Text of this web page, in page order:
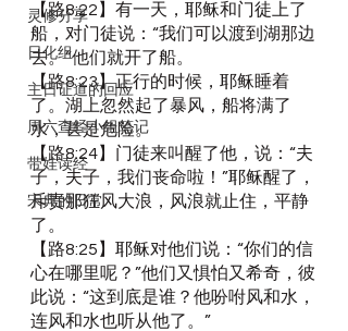
灵修分享
日化组
主日证道的回应
周六查经小组笔记
带娃读经
宋典的日常
【路8:22】有一天，耶稣和门徒上了
船，对门徒说：“我们可以渡到湖那边
去。”他们就开了船。
【路8:23】正行的时候，耶稣睡着
了。湖上忽然起了暴风，船将满了
水，甚是危险。
【路8:24】门徒来叫醒了他，说：“夫
子，夫子，我们丧命啦！”耶稣醒了，
斥责那狂风大浪，风浪就止住，平静
了。
【路8:25】耶稣对他们说：“你们的信
心在哪里呢？”他们又惧怕又希奇，彼
此说：“这到底是谁？他吩咐风和水，
连风和水也听从他了。”